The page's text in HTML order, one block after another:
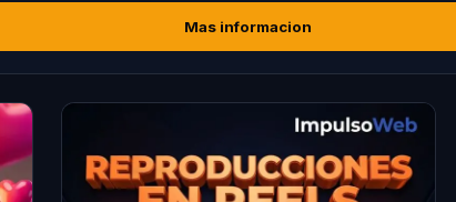
Mas informacion